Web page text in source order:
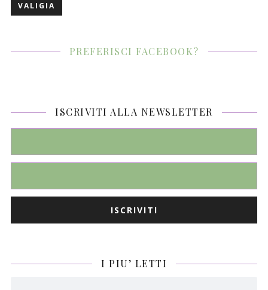
VALIGIA
PREFERISCI FACEBOOK?
ISCRIVITI ALLA NEWSLETTER
I PIU’ LETTI